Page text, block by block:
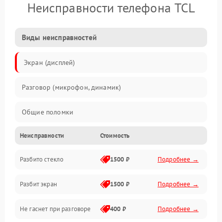
Неисправности телефона TCL
Виды неисправностей
Экран (дисплей)
Разговор (микрофон, динамик)
Общие поломки
Проблемы связи
Камеры
Проблемы с дисплеем и сенсором
Зарядка
Неисправности Стоимость
Разбито стекло 1500 ₽ Подробнее →
Разбит экран 1500 ₽ Подробнее →
Не гаснет при разговоре 400 ₽ Подробнее →